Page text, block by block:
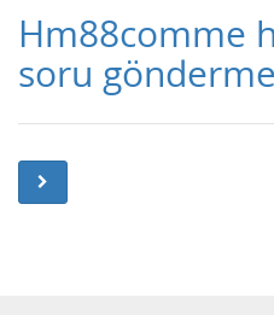
Hm88comme
soru